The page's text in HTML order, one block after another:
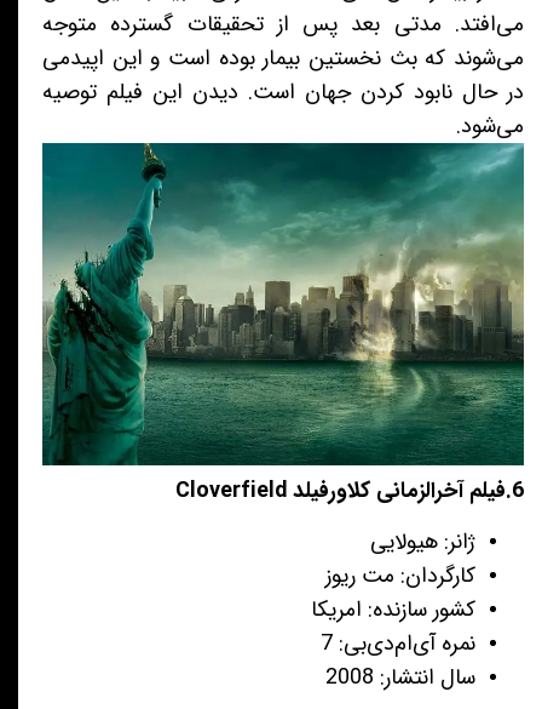
می‌افتد. مدتی بعد پس از تحقیقات گسترده متوجه
می‌شوند که بث نخستین بیمار بوده است و این اپیدمی
در حال نابود کردن جهان است. دیدن این فیلم توصیه
می‌شود.
6.فیلم آخرالزمانی کلاورفیلد Cloverfield
ژانر: هیولایی
کارگردان: مت ریوز
کشور سازنده: امریکا
نمره آی‌ام‌دی‌بی: 7
سال انتشار: 2008